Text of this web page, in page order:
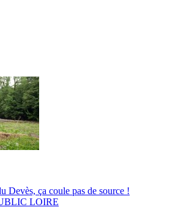
Devès, ça coule pas de source !
LOIRE